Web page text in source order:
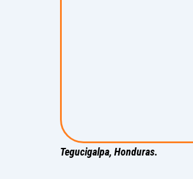
Tegucigalpa, Honduras.